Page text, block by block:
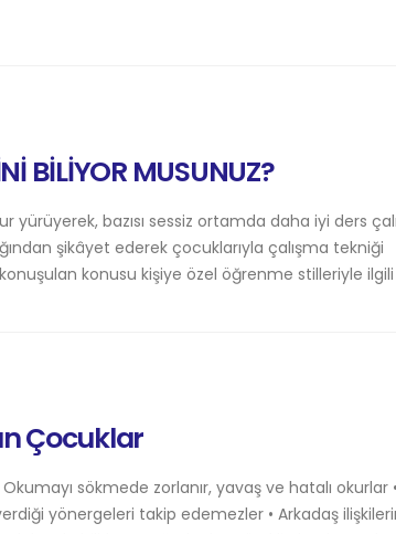
BİLİYOR MUSUNUZ?
bazısı sessiz ortamda daha iyi ders
şikâyet ederek çocuklarıyla çalışma tekniği
konusu kişiye özel öğrenme stilleriyle ilgili
Çocuklar
sökmede zorlanır, yavaş ve hatalı okurlar •
yönergeleri takip edemezler • Arkadaş